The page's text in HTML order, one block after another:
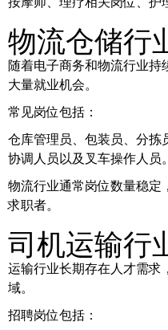
物流仓储行
随着电子商务和物流行业持
大量就业机会。
常见岗位包括：
仓库管理员、包装员、分拣
协调人员以及叉车操作人员。
物流行业通常岗位数量稳定
求职者。
司机运输行
运输行业长期存在人才需求
域。
招聘岗位包括：